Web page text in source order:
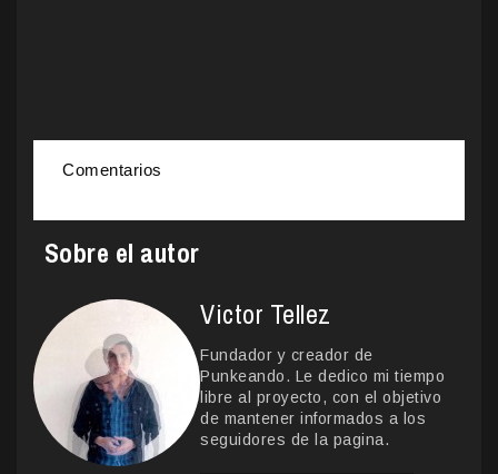
Comentarios
Sobre el autor
Victor Tellez
Fundador y creador de
Punkeando. Le dedico mi tiempo
libre al proyecto, con el objetivo
de mantener informados a los
seguidores de la pagina.